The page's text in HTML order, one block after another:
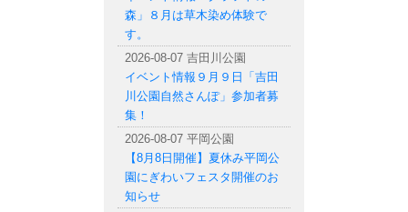
森」８月は草木染め体験で
す。
2026-08-07 吉田川公園
イベント情報９月９日「吉田
川公園自然さんぽ」参加者募
集！
2026-08-07 平岡公園
【8月8日開催】夏休み平岡公
園にぎわいフェスタ開催のお
知らせ